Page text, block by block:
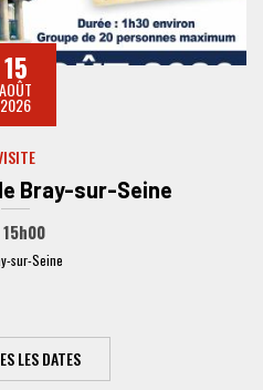
15
AOÛT
2026
Bray-sur-Seine
15h00
sur-Seine
LES DATES